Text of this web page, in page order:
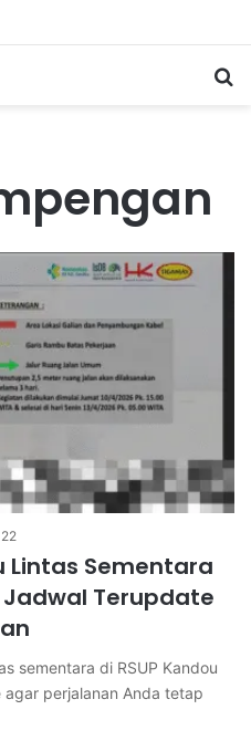
22
Lintas Sementara
Jadwal Terupdate
sementara di RSUP Kandou
perjalanan Anda tetap